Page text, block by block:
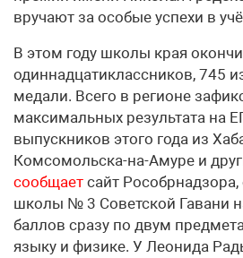
вручают за особые успехи в
В этом году школы края
одиннадцатиклассников, 745
медали. Всего в регионе
максимальных результата на
выпускников этого года из
Комсомольска-на-Амуре и
сообщает сайт
школы № 3 Советской Гавани
баллов сразу по двум
языку и физике. У Леонида